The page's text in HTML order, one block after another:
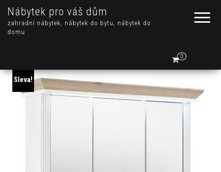
Nábytek pro váš dům
zahradní nábytek, nábytek do bytu, nábytek do
domu
0
Sleva!